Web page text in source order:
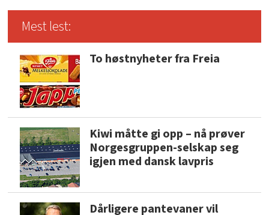
Mest lest:
To høstnyheter fra Freia
Kiwi måtte gi opp – nå prøver
Norgesgruppen-selskap seg
igjen med dansk lavpris
Dårligere pantevaner vil